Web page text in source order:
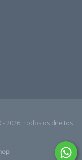
- 2026. Todos os direitos